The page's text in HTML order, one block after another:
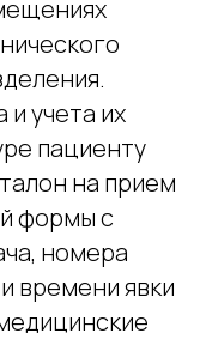
учета их
пациенту
на прием
формы с
номера
времени явки